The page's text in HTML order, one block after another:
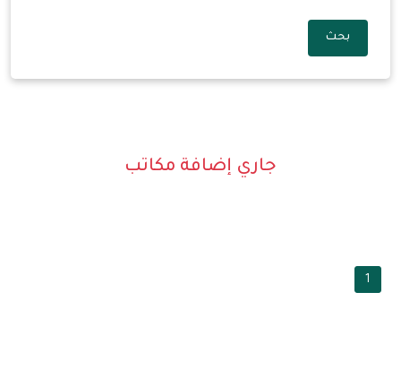
بحث
جاري إضافة مكاتب
1